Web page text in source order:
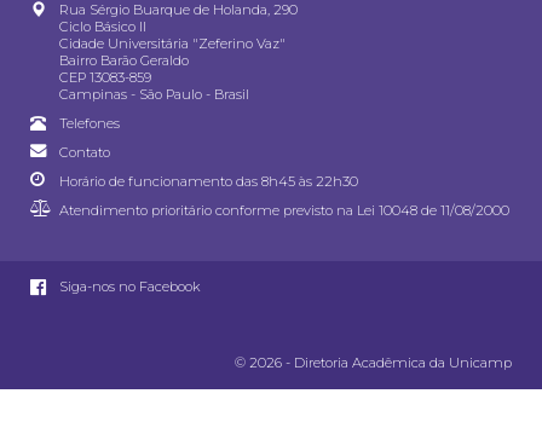
Rua Sérgio Buarque de Holanda, 290
Ciclo Básico II
Cidade Universitária "Zeferino Vaz"
Bairro Barão Geraldo
CEP 13083-859
Campinas - São Paulo - Brasil
Telefones
Contato
Horário de funcionamento das 8h45 às 22h30
Atendimento prioritário conforme previsto na Lei 10048 de 11/08/2000
Siga-nos no Facebook
© 2026 - Diretoria Acadêmica da Unicamp